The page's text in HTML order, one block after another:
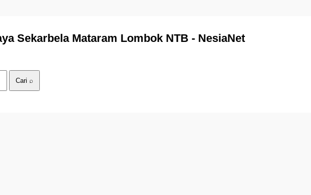
Sekarbela Mataram Lombok NTB - NesiaNet
Cari ⌕